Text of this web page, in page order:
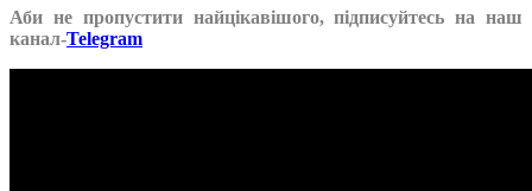
Аби не пропустити найцікавішого, підписуйтесь на наш
канал-Telegram